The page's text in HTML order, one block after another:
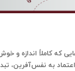
که کاملاً اندازه
به نفس‌آفرین،